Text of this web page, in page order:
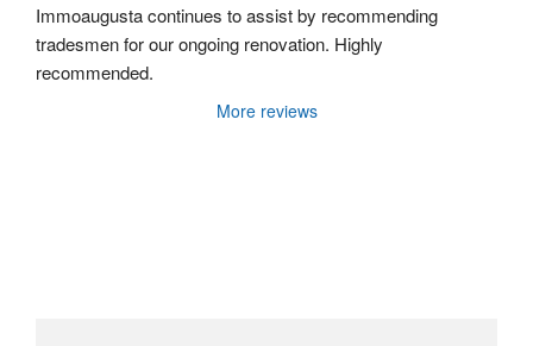
Immoaugusta continues to assist by recommending
tradesmen for our ongoing renovation. Highly
recommended.
More reviews